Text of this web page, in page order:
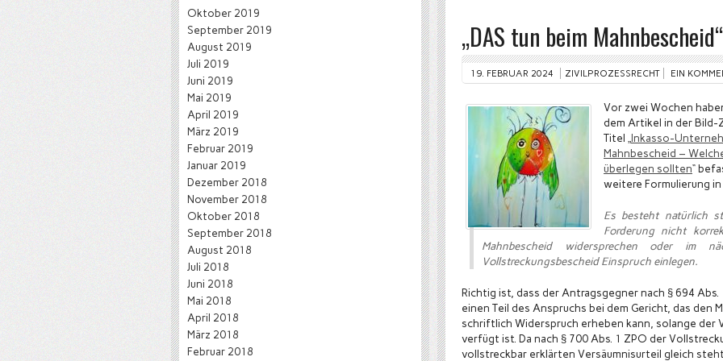
„DAS tun beim
19. FEBRUAR 2024 ZIVILPROZESSRECHT EIN
Vor zwei Wochen
dem Artikel in der Bild-
Titel „ Inkasso-
Mahnbescheid –
überlegen sollten“
weitere Formulierung
Es besteht natürlich
Forderung nicht
Mahnbescheid widersprechen oder im
Vollstreckungsbescheid Einspruch einlegen.
Richtig ist, dass der Antragsgegner nach § 694
einen Teil des Anspruchs bei dem Gericht, das den
schriftlich Widerspruch erheben kann, solange der
verfügt ist. Da nach § 700 Abs. 1 ZPO der
vollstreckbar erklärten Versäumnisurteil gleich
Oktober 2019
September 2019
August 2019
Juli 2019
Juni 2019
Mai 2019
April 2019
März 2019
Februar 2019
Januar 2019
Dezember 2018
November 2018
Oktober 2018
September 2018
August 2018
Juli 2018
Juni 2018
Mai 2018
April 2018
März 2018
Februar 2018